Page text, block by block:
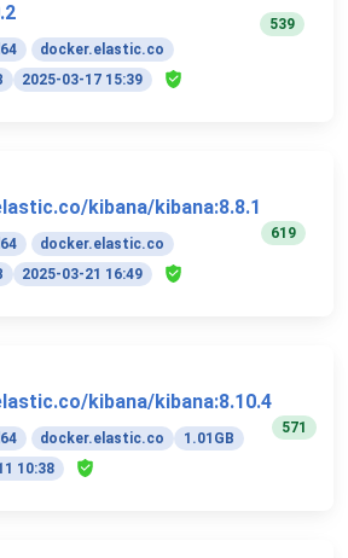
docker.elastic.co
2025-03-17 15:39
539
kibana/kibana:8.8.1
docker.elastic.co
2025-03-21 16:49
619
kibana/kibana:8.10.4
docker.elastic.co
1.01GB
10:38
571